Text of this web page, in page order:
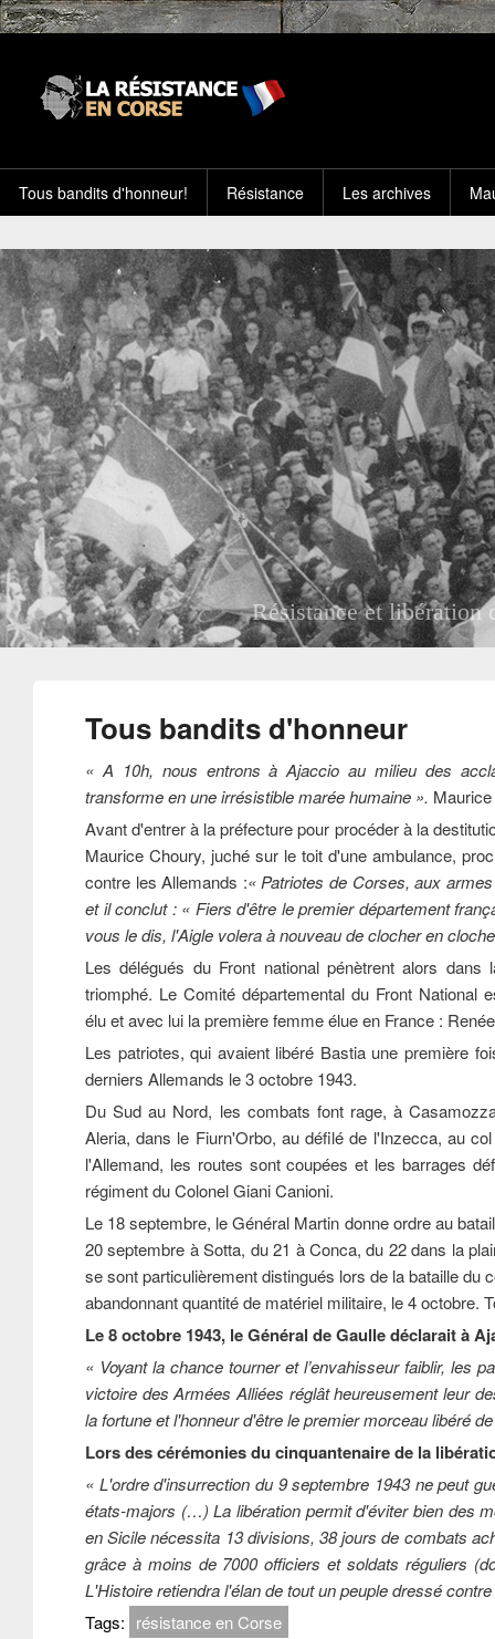
Tous bandits d'honneur! Résistance Les archives
Le discours de Maurice Choury
Tous bandits d'honneur
« A 10h, nous entrons à Ajaccio au milieu des
transforme en une irrésistible marée humaine ».
Avant d'entrer à la préfecture pour procéder à la
Maurice Choury, juché sur le toit d'une ambulance,
contre les Allemands :« Patriotes de Corses, aux
et il conclut : « Fiers d'être le premier département
vous le dis, l'Aigle volera à nouveau de clocher en
Les délégués du Front national pénètrent alors
triomphé. Le Comité départemental du Front
élu et avec lui la première femme élue en France :
Les patriotes, qui avaient libéré Bastia une première
derniers Allemands le 3 octobre 1943.
Du Sud au Nord, les combats font rage, à
Aleria, dans le Fiurn'Orbo, au défilé de l'Inzecca, au
l'Allemand, les routes sont coupées et les barrages
régiment du Colonel Giani Canioni.
Le 18 septembre, le Général Martin donne ordre au
20 septembre à Sotta, du 21 à Conca, du 22 dans la
se sont particulièrement distingués lors de la bataille
abandonnant quantité de matériel militaire, le 4 octobre.
Le 8 octobre 1943, le Général de Gaulle déclarait à
« Voyant la chance tourner et l’envahisseur faiblir, les
victoire des Armées Alliées réglât heureusement leur
la fortune et l'honneur d'être le premier morceau libéré
Lors des cérémonies du cinquantenaire de la
« L'ordre d'insurrection du 9 septembre 1943 ne peut
états-majors (…) La libération permit d'éviter bien des
en Sicile nécessita 13 divisions, 38 jours de combats
grâce à moins de 7000 officiers et soldats réguliers
L'Histoire retiendra l'élan de tout un peuple dressé
Tags: résistance en Corse